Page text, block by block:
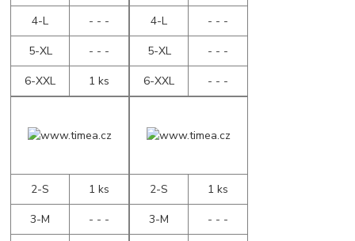
4-L
- - -
5-XL
- - -
6-XXL
1 ks
4-L
- - -
5-XL
- - -
6-XXL
- - -
2-S
1 ks
3-M
- - -
2-S
1 ks
3-M
- - -